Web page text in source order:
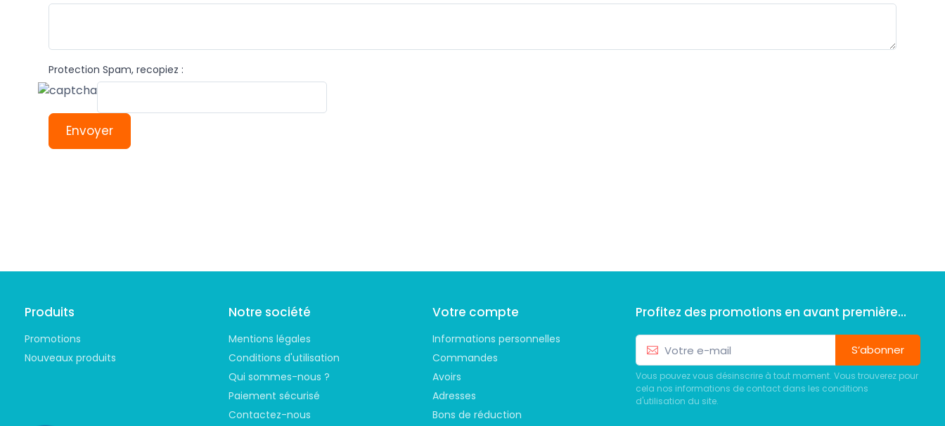
Protection Spam, recopiez :
Envoyer
Produits
Promotions
Nouveaux produits
Notre société
Mentions légales
Conditions d'utilisation
Qui sommes-nous ?
Paiement sécurisé
Contactez-nous
Votre compte
Informations personnelles
Commandes
Avoirs
Adresses
Bons de réduction
Profitez des promotions en avant première...
S’abonner
Vous pouvez vous désinscrire à tout moment. Vous trouverez pour
cela nos informations de contact dans les conditions
d'utilisation du site.